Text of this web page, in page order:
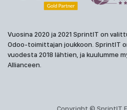
Vuosina 2020 ja 2021 SprintIT on
Odoo-toimittajan joukkoon. SprintIT
vuodesta 2018 lähtien, ja kuulumme
Allianceen.
Copyright © SprintIT